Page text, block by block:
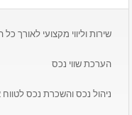
שירות וליווי מקצועי לאורך
הערכת שווי נכס
ניהול נכס והשכרת נכס לטווח